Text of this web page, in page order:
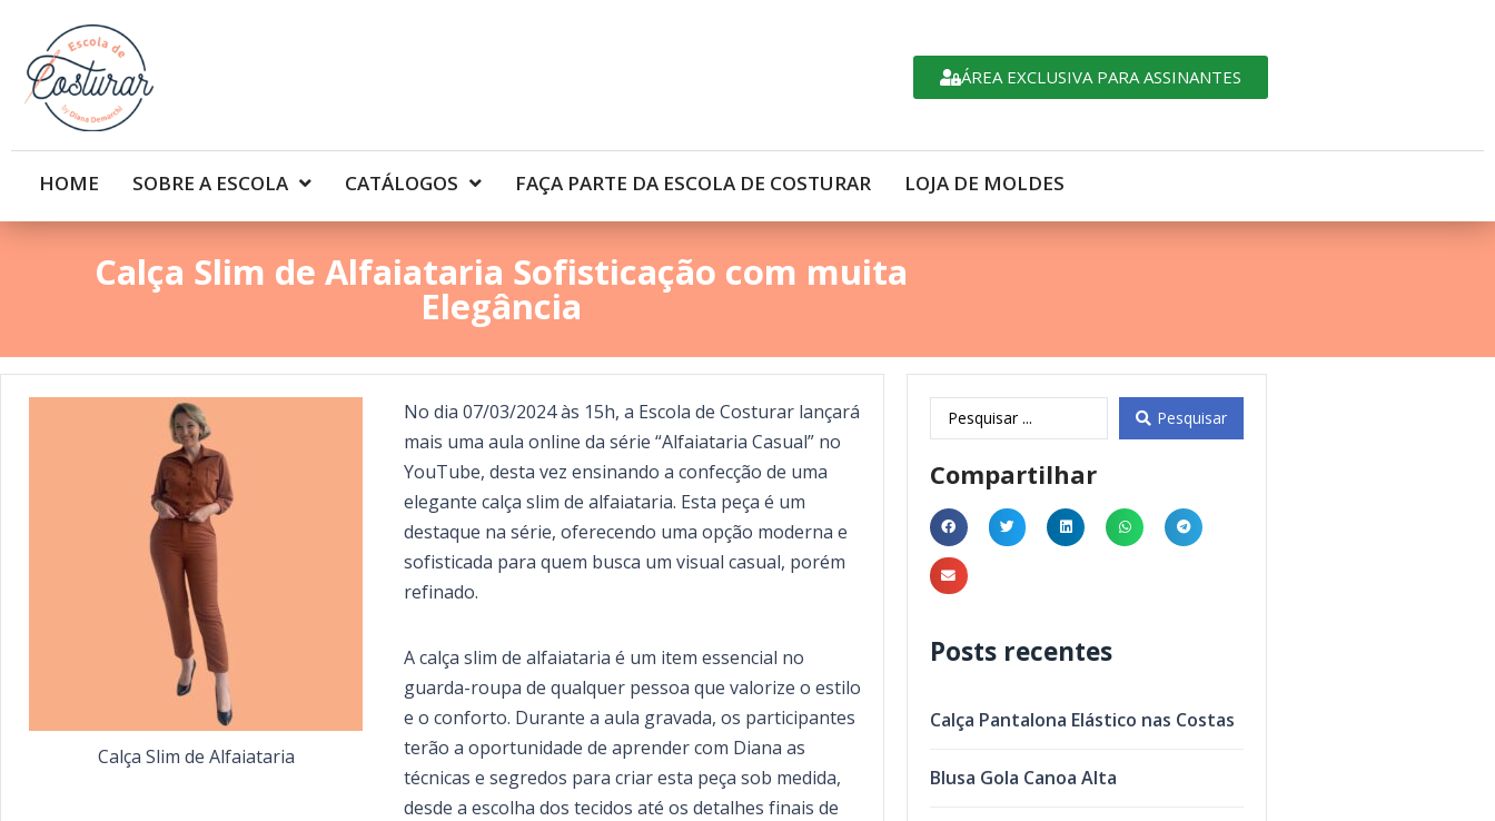
ÁREA EXCLUSIVA PARA ASSINANTES
HOME SOBRE A ESCOLA CATÁLOGOS FAÇA PARTE DA ESCOLA DE COSTURAR LOJA DE MOLDES
Calça Slim de Alfaiataria Sofisticação com muita
Elegância
Calça Slim de Alfaiataria
No dia 07/03/2024 às 15h, a Escola de Costurar lançará
mais uma aula online da série “Alfaiataria Casual” no
YouTube, desta vez ensinando a confecção de uma
elegante calça slim de alfaiataria. Esta peça é um
destaque na série, oferecendo uma opção moderna e
sofisticada para quem busca um visual casual, porém
refinado.
A calça slim de alfaiataria é um item essencial no
guarda-roupa de qualquer pessoa que valorize o estilo
e o conforto. Durante a aula gravada, os participantes
terão a oportunidade de aprender com Diana as
técnicas e segredos para criar esta peça sob medida,
desde a escolha dos tecidos até os detalhes finais de
Pesquisar
Compartilhar
Posts recentes
Calça Pantalona Elástico nas Costas
Blusa Gola Canoa Alta